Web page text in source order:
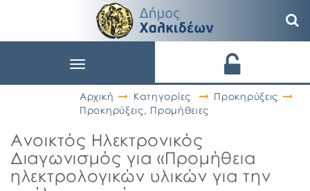
Toggle
Αρχική
Κατηγορίες
Προκηρύξεις
Προκηρύξεις, Προμήθειες
Ανοικτός Ηλεκτρονικός
Διαγωνισμός για «Προμήθεια
ηλεκτρολογικών υλικών για την